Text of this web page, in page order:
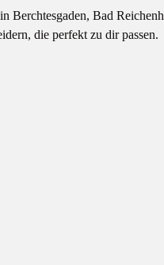
Bad
die perfekt zu dir passen.